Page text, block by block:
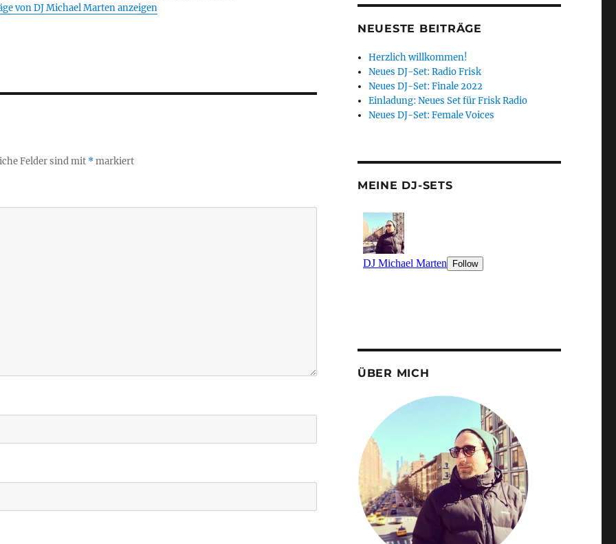
von DJ Michael Marten anzeigen
Felder sind mit *markiert
NEUESTE BEITRÄGE
Herzlich willkommen!
Neues DJ-Set: Radio Frisk
Neues DJ-Set: Finale 2022
Einladung: Neues Set für Frisk Radio
Neues DJ-Set: Female Voices
MEINE DJ-SETS
ÜBER MICH